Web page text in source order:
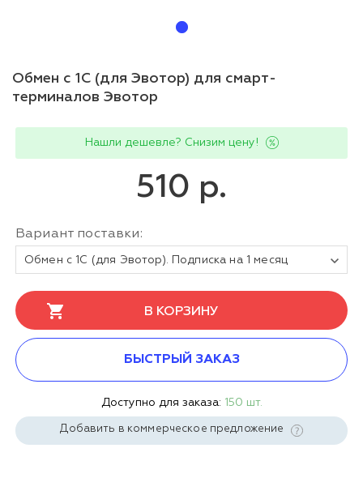
Обмен с 1С (для Эвотор) для смарт-
терминалов Эвотор
Нашли дешевле? Снизим цену!
510 р.
Вариант поставки:
Обмен с 1С (для Эвотор). Подписка на 1 месяц
В КОРЗИНУ
БЫСТРЫЙ ЗАКАЗ
Доступно для заказа: 150 шт.
Добавить в коммерческое предложение